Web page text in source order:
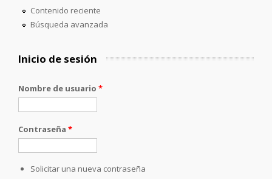
Contenido reciente
Búsqueda avanzada
Inicio de sesión
Nombre de usuario *
Contraseña *
Solicitar una nueva contraseña